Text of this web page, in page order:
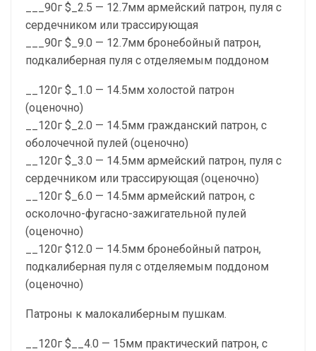
___90г $_2.5 — 12.7мм армейский патрон, пуля с
сердечником или трассирующая
___90г $_9.0 — 12.7мм бронебойный патрон,
подкалиберная пуля с отделяемым поддоном
__120г $_1.0 — 14.5мм холостой патрон
(оценочно)
__120г $_2.0 — 14.5мм гражданский патрон, с
оболочечной пулей (оценочно)
__120г $_3.0 — 14.5мм армейский патрон, пуля с
сердечником или трассирующая (оценочно)
__120г $_6.0 — 14.5мм армейский патрон, с
осколочно-фугасно-зажигательной пулей
(оценочно)
__120г $12.0 — 14.5мм бронебойный патрон,
подкалиберная пуля с отделяемым поддоном
(оценочно)
Патроны к малокалиберным пушкам.
__120г $__4.0 — 15мм практический патрон, с